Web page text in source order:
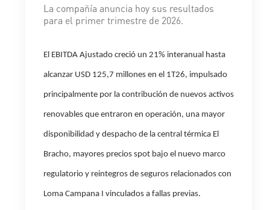
La compañía anuncia hoy sus resultados
para el primer trimestre de 2026.
El EBITDA Ajustado creció un 21% interanual hasta
alcanzar USD 125,7 millones en el 1T26, impulsado
principalmente por la contribución de nuevos activos
renovables que entraron en operación, una mayor
disponibilidad y despacho de la central térmica El
Bracho, mayores precios spot bajo el nuevo marco
regulatorio y reintegros de seguros relacionados con
Loma Campana I vinculados a fallas previas.